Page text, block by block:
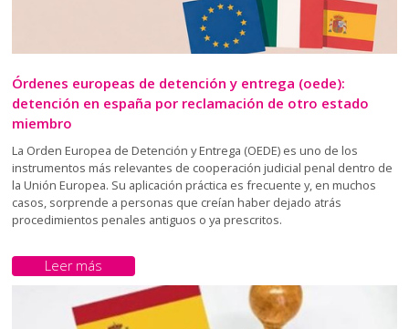
Órdenes europeas de detención y entrega (oede):
detención en españa por reclamación de otro estado
miembro
La Orden Europea de Detención y Entrega (OEDE) es uno de los
instrumentos más relevantes de cooperación judicial penal dentro de
la Unión Europea. Su aplicación práctica es frecuente y, en muchos
casos, sorprende a personas que creían haber dejado atrás
procedimientos penales antiguos o ya prescritos.
Leer más